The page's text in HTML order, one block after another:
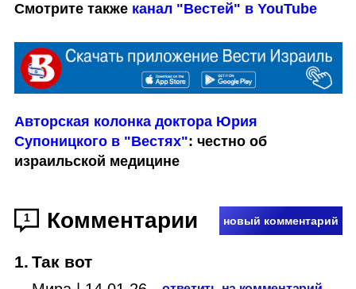
Смотрите также канал "Вестей" в YouTube
Авторская колонка доктора Юрия
Супоницкого в "Вестях": честно об
израильской медицине
1 Комментарии новый комментарий
1. Так вот